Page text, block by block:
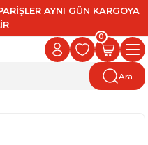
AYNI GÜN KARGOYA
Ara
0